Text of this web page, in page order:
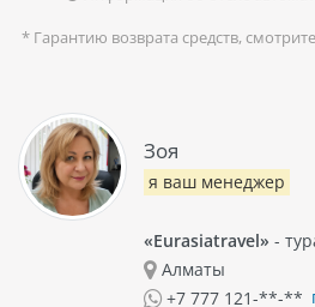
провести время, занимаясь
Отель предлагает различные
кондиционер, мини-бар и
классическом стиле и обставлены
комфортного пребывания.
AEOLOS BEACH также
желающих расслабиться и
есть ресторан, где можно
кухни. Для детей предусмотрены
* Гарантию возврата средств,
Зоя
я ваш менеджер
«Eurasiatravel» -
Алматы
+7 777 121-**-**